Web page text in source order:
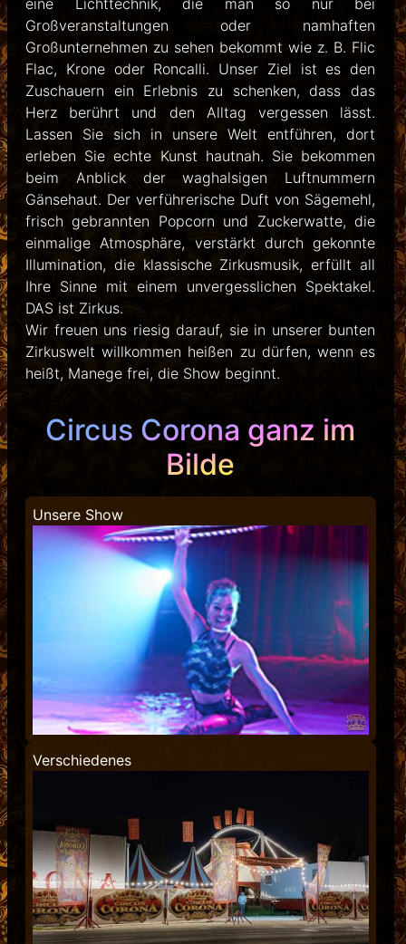
Großveranstaltungen oder namhaften
Großunternehmen zu sehen bekommt wie z. B. Flic
Flac, Krone oder Roncalli. Unser Ziel ist es den
Zuschauern ein Erlebnis zu schenken, dass das
Herz berührt und den Alltag vergessen lässt.
Lassen Sie sich in unsere Welt entführen, dort
erleben Sie echte Kunst hautnah. Sie bekommen
beim Anblick der waghalsigen Luftnummern
Gänsehaut. Der verführerische Duft von Sägemehl,
frisch gebrannten Popcorn und Zuckerwatte, die
einmalige Atmosphäre, verstärkt durch gekonnte
Illumination, die klassische Zirkusmusik, erfüllt all
Ihre Sinne mit einem unvergesslichen Spektakel.
DAS ist Zirkus.
Wir freuen uns riesig darauf, sie in unserer bunten
Zirkuswelt willkommen heißen zu dürfen, wenn es
heißt, Manege frei, die Show beginnt.
Circus Corona ganz im
Bilde
Unsere Show
Verschiedenes